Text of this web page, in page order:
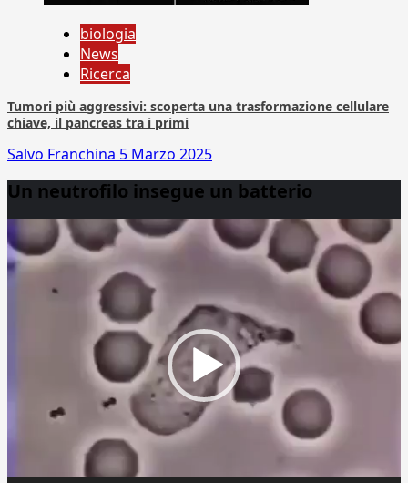
biologia
News
Ricerca
Tumori più aggressivi: scoperta una trasformazione cellulare
chiave, il pancreas tra i primi
Salvo Franchina 5 Marzo 2025
Un neutrofilo insegue un batterio
Player